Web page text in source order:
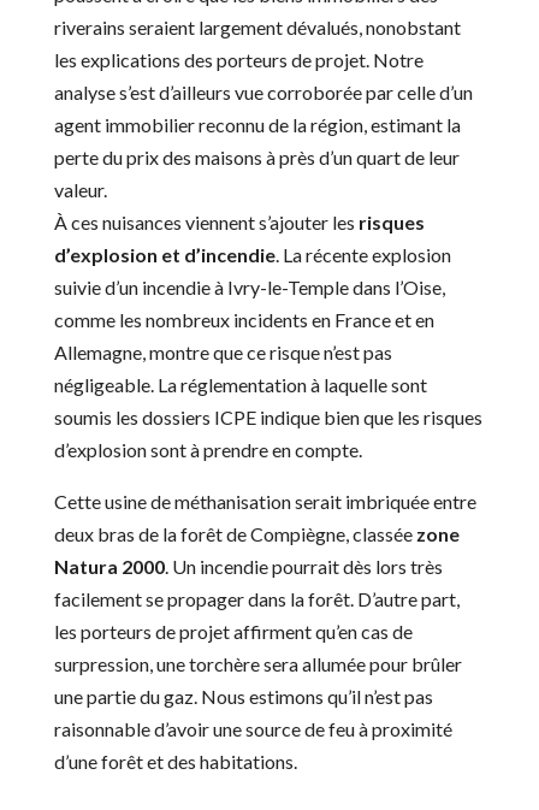
riverains seraient largement dévalués, nonobstant
les explications des porteurs de projet. Notre
analyse s’est d’ailleurs vue corroborée par celle d’un
agent immobilier reconnu de la région, estimant la
perte du prix des maisons à près d’un quart de leur
valeur.
À ces nuisances viennent s’ajouter les risques
d’explosion et d’incendie. La récente explosion
suivie d’un incendie à Ivry-le-Temple dans l’Oise,
comme les nombreux incidents en France et en
Allemagne, montre que ce risque n’est pas
négligeable. La réglementation à laquelle sont
soumis les dossiers ICPE indique bien que les risques
d’explosion sont à prendre en compte.
Cette usine de méthanisation serait imbriquée entre
deux bras de la forêt de Compiègne, classée zone
Natura 2000. Un incendie pourrait dès lors très
facilement se propager dans la forêt. D’autre part,
les porteurs de projet affirment qu’en cas de
surpression, une torchère sera allumée pour brûler
une partie du gaz. Nous estimons qu’il n’est pas
raisonnable d’avoir une source de feu à proximité
d’une forêt et des habitations.